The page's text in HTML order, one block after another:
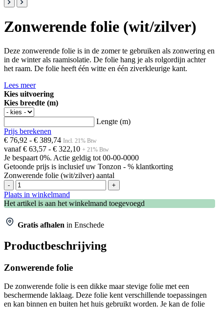
Zonwerende folie (wit/zilver)
Deze zonwerende folie is in de zomer te gebruiken als zonwering en
in de winter als raamisolatie. De folie hang je als rolgordijn achter
het raam. De folie heeft één witte en één ziverkleurige kant.
Lees meer
Kies uitvoering
Kies breedte (m)
Lengte (m)
Prijs berekenen
€ 76,92 - € 389,74 Incl. 21% Btw
vanaf€ 63,57 - € 322,10 + 21% Btw
Je bespaart 0%. Actie geldig tot 00-00-0000
Getoonde prijs is inclusief uw Tonzon - % klantkorting
Zonwerende folie (wit/zilver) aantal
- +
Plaats in winkelmand
Het artikel is aan het winkelmand toegevoegd
Gratis afhalen in Enschede
Productbeschrijving
Zonwerende folie
De zonwerende folie is een dikke maar stevige folie met een
beschermende laklaag. Deze folie kent verschillende toepassingen
en kan binnen en buiten het huis gebruikt worden. Je kan de folie